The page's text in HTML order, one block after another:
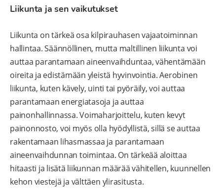
Liikunta ja sen vaikutukset
Liikunta on tärkeä osa kilpirauhasen vajaatoiminnan
hallintaa. Säännöllinen, mutta maltillinen liikunta voi
auttaa parantamaan aineenvaihduntaa, vähentämään
oireita ja edistämään yleistä hyvinvointia. Aerobinen
liikunta, kuten kävely, uinti tai pyöräily, voi auttaa
parantamaan energiatasoja ja auttaa
painonhallinnassa. Voimaharjoittelu, kuten kevyt
painonnosto, voi myös olla hyödyllistä, sillä se auttaa
rakentamaan lihasmassaa ja parantamaan
aineenvaihdunnan toimintaa. On tärkeää aloittaa
hitaasti ja lisätä liikunnan määrää vähitellen, kuunnellen
kehon viestejä ja välttäen ylirasitusta.